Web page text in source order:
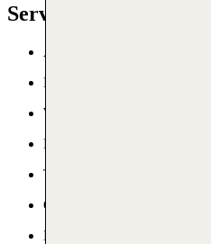
Services am ACE
ATMs
Kostenloses WLAN
Wechselstuben
Lounges
Touristeninformation
Gedenkraum
Duty-Free